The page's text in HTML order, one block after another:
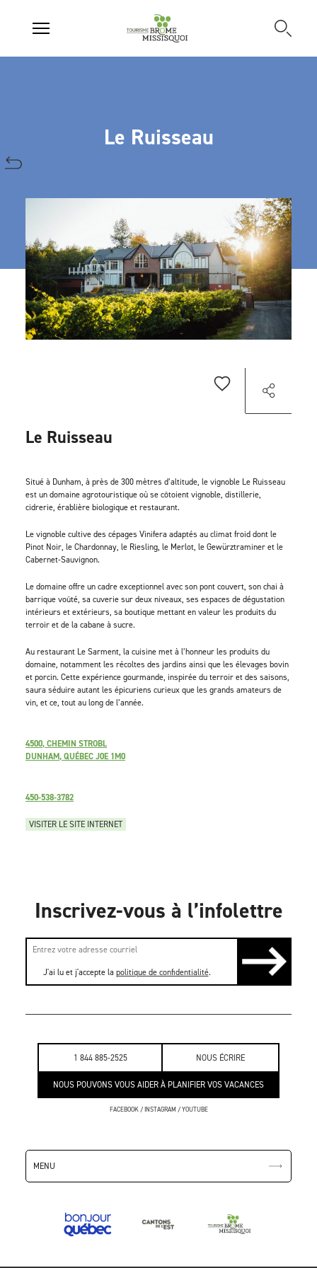
1 844 885-2525 NOUS ÉCRIRE
NOUS POUVONS VOUS AIDER À PLANIFIER VOS VACANCES
FACEBOOK/INSTAGRAM /YOUTUBE
MENU
Le Ruisseau
4500, CHEMIN STROBL
DUNHAM, QUÉBEC J0E 1M0
450-538-3782
VISITER LE SITE INTERNET
Le Ruisseau
Situé à Dunham, à près de 300 mètres d’altitude, le vignoble Le Ruisseau
est un domaine agrotouristique où se côtoient vignoble, distillerie,
cidrerie, érablière biologique et restaurant.
Le vignoble cultive des cépages Vinifera adaptés au climat froid dont le
Pinot Noir, le Chardonnay, le Riesling, le Merlot, le Gewürztraminer et le
Cabernet-Sauvignon.
Le domaine offre un cadre exceptionnel avec son pont couvert, son chai à
barrique voûté, sa cuverie sur deux niveaux, ses espaces de dégustation
intérieurs et extérieurs, sa boutique mettant en valeur les produits du
terroir et de la cabane à sucre.
Au restaurant Le Sarment, la cuisine met à l’honneur les produits du
domaine, notamment les récoltes des jardins ainsi que les élevages bovin
et porcin. Cette expérience gourmande, inspirée du terroir et des saisons,
saura séduire autant les épicuriens curieux que les grands amateurs de
vin, et ce, tout au long de l’année.
Inscrivez-vous à l’infolettre
J'ai lu et j'accepte la politique de confidentialité.